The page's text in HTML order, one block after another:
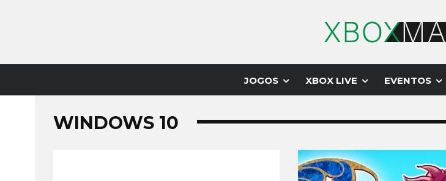
JOGOS XBOX LIVE EVENTOS
WINDOWS 10